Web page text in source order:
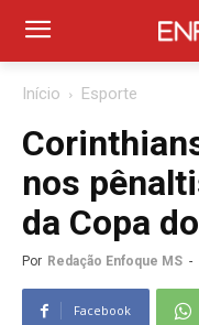
Início Esporte
nos
da Copa
Por Redação Enfoque MS -
Facebook